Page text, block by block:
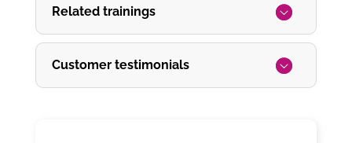
Related trainings
Customer testimonials